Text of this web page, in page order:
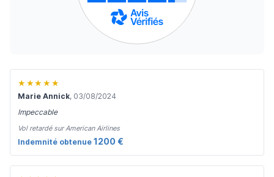
★★★★★
Marie Annick, 03/08/2024
Impeccable
Vol retardé sur American Airlines
Indemnité obtenue 1200 €